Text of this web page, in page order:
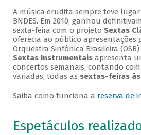
A música erudita sempre teve
BNDES. Em 2010, ganhou
sexta-feira com o projeto Sextas
oferecia ao público apresentações
Orquestra Sinfônica Brasileira
Sextas Instrumentaisapresenta
concertos semanais, contando
variadas, todas as sextas-feiras às
Saiba como funciona a reserva de
Espetáculos